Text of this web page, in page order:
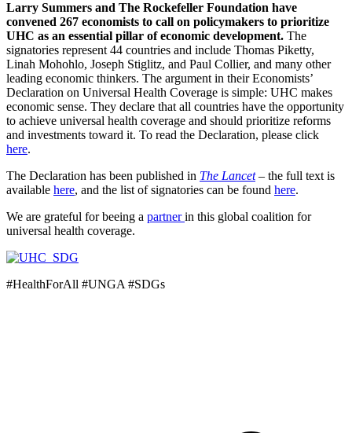
Larry Summers and The Rockefeller Foundation have
convened 267 economists to call on policymakers to prioritize
UHC as an essential pillar of economic development. The
signatories represent 44 countries and include Thomas Piketty,
Linah Mohohlo, Joseph Stiglitz, and Paul Collier, and many other
leading economic thinkers. The argument in their Economists’
Declaration on Universal Health Coverage is simple: UHC makes
economic sense. They declare that all countries have the opportunity
to achieve universal health coverage and should prioritize reforms
and investments toward it. To read the Declaration, please click
here.
The Declaration has been published in The Lancet– the full text is
available here, and the list of signatories can be found here.
We are grateful for beeing a partnerin this global coalition for
universal health coverage.
#HealthForAll #UNGA #SDGs